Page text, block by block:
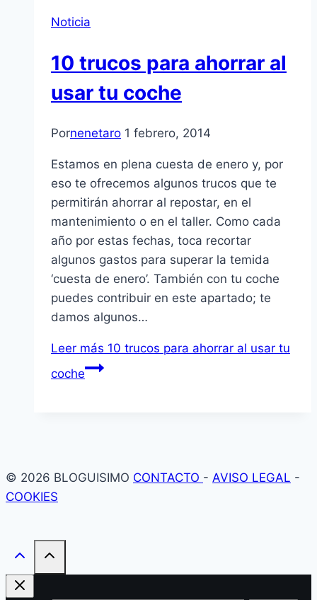
Noticia
10 trucos para ahorrar al
usar tu coche
Pornenetaro 1 febrero, 2014
Estamos en plena cuesta de enero y, por
eso te ofrecemos algunos trucos que te
permitirán ahorrar al repostar, en el
mantenimiento o en el taller. Como cada
año por estas fechas, toca recortar
algunos gastos para superar la temida
‘cuesta de enero’. También con tu coche
puedes contribuir en este apartado; te
damos algunos…
Leer más 10 trucos para ahorrar al usar tu
coche
© 2026 BLOGUISIMO CONTACTO - AVISO LEGAL -
COOKIES